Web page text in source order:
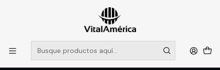
POR SISTEMA FRONTAL SOLO RETIROS EN TIENDA, DESDE
MUCHAS GRACIAS +569 5956 2237
Leer más
Catálogo
VESTIMENTA TECNICA Y CORPORATIVA
POLERAS Y CAMISAS
POLERA HW WOODS MANGA CORTA BLANCO XL